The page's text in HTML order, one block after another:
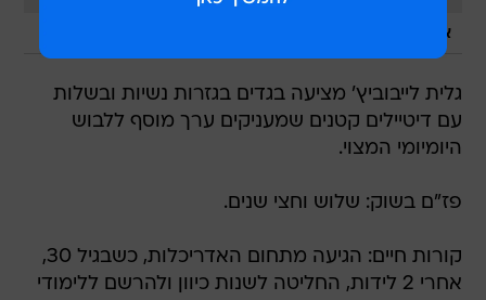
אין תמונה
גלית לייבוביץ' מציעה בגדים בגזרות נשיות ובשלות
עם דיטיילים קטנים שמעניקים ערך מוסף ללבוש
היומיומי המצוי.
פז"ם בשוק: שלוש וחצי שנים.
קורות חיים: הגיעה מתחום האדריכלות, כשבגיל 30,
אחרי 2 לידות, החליטה לשנות כיוון ולהרשם ללימודי